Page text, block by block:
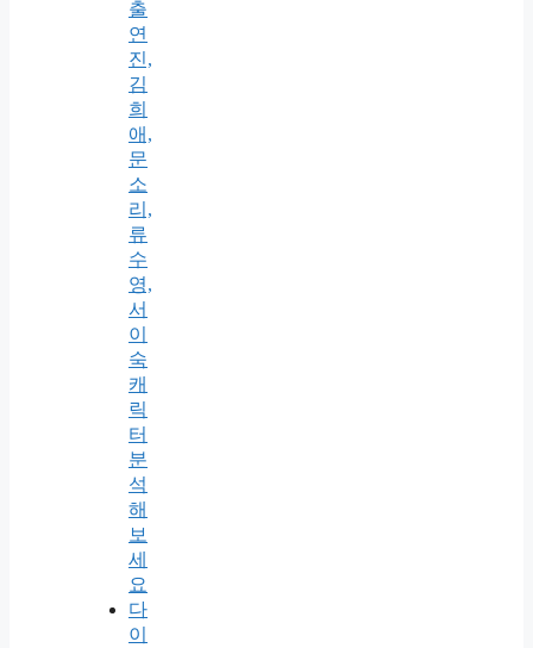
출
연
진,
김
희
애,
문
소
리,
류
수
영,
서
이
숙
캐
릭
터
분
석
해
보
세
요
다
이